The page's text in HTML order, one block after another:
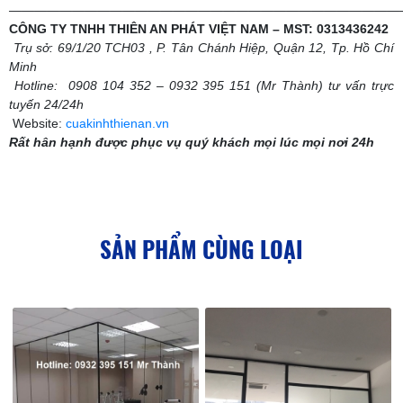
CÔNG TY TNHH THIÊN AN PHÁT VIỆT NAM – MST: 0313436242
Trụ sở: 69/1/20 TCH03 , P. Tân Chánh Hiệp, Quận 12, Tp. Hồ Chí
Minh
Hotline: 0908 104 352 – 0932 395 151 (Mr Thành) tư vấn trực
tuyến 24/24h
Website: cuakinhthienan.vn
Rất hân hạnh được phục vụ quý khách mọi lúc mọi nơi 24h
SẢN PHẨM CÙNG LOẠI